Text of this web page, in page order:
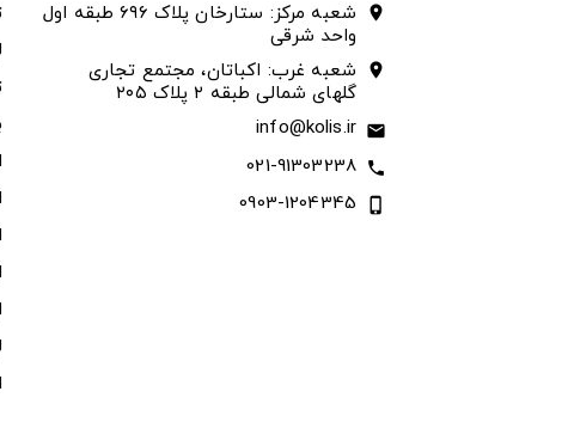
location_on
شعبه مرکز: ستارخان پلاک ۶۹۶ طبقه اول
واحد شرقی
location_on
شعبه غرب: اکباتان، مجتمع تجاری
گلهای شمالی طبقه ۲ پلاک ۲۰۵
email
info@kolis.ir
call
021-91303238
phone_iphone
0903-1204345